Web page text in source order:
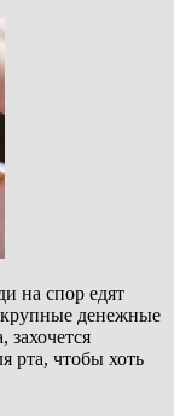
на спор едят
крупные денежные
рта, чтобы хоть